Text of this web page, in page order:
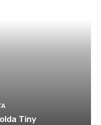
Tiny